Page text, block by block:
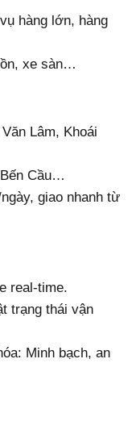
hàng lớn, hàng
xe sàn…
Lâm, Khoái
Cầu…
giao nhanh từ
real-time.
trạng thái vận
Minh bạch, an